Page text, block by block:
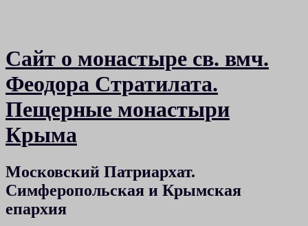
Сайт о монастыре св. вмч.
Феодора Стратилата.
Пещерные монастыри
Крыма
Московский Патриархат.
Симферопольская и Крымская
епархия